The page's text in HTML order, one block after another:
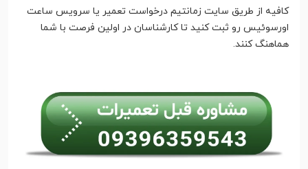
کافیه از طریق سایت زمانتیم درخواست تعمیر یا سرویس ساعت
اورسوئیس رو ثبت کنید تا کارشناسان در اولین فرصت با شما
هماهنگ کنند.